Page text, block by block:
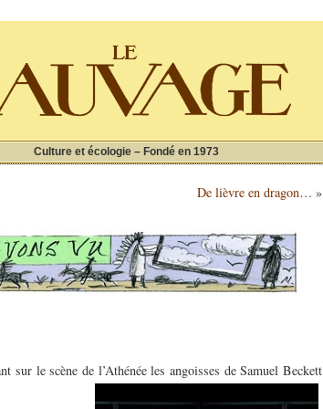
Culture et écologie – Fondé en 1973
De lièvre en dragon… »
le scène de l’Athénée les angoisses de Samuel Beckett